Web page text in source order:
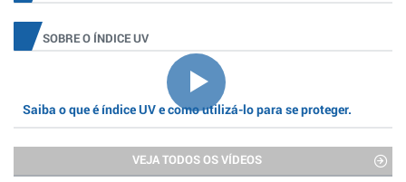
SOBRE O ÍNDICE UV
Saiba o que é índice UV e como utilizá-lo para se proteger.
VEJA TODOS OS VÍDEOS